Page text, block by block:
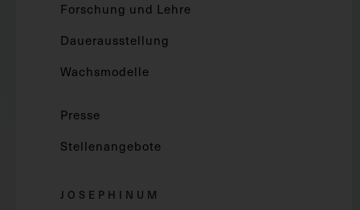
Forschung und Lehre
Dauerausstellung
Wachsmodelle
Presse
Stellenangebote
JOSEPHINUM